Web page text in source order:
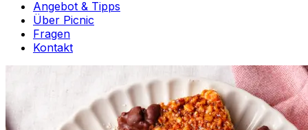
Angebot & Tipps
Über Picnic
Fragen
Kontakt